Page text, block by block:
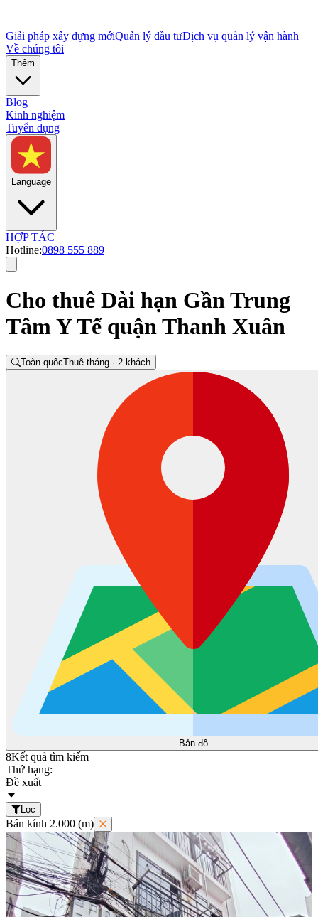
Giải pháp xây dựng mớiQuản lý đầu tưDịch vụ quản lý vận hành
Về chúng tôi
Thêm
Blog
Kinh nghiệm
Tuyển dụng
Language
HỢP TÁC
Hotline:0898 555 889
Cho thuê Dài hạn Gần Trung
Tâm Y Tế quận Thanh Xuân
Toàn quốcThuê tháng · 2 khách
Bản đồ
8Kết quả tìm kiếm
Thứ hạng:
Đề xuất
Lọc
Bán kính 2.000 (m)